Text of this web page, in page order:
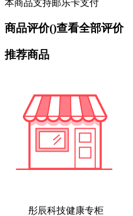
本商品支持邮乐卡支付
商品评价()查看全部评价
推荐商品
彤辰科技健康专柜